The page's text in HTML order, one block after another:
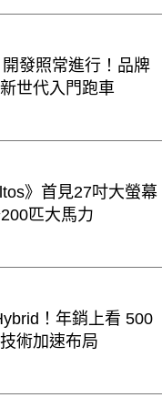
發照常進行！品牌
世代入門跑車
》首見27吋大螢幕
匹大馬力
！年銷上看 500
術加速布局